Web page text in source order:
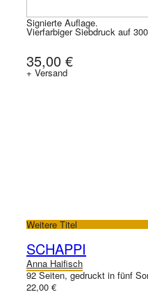
Signierte Auflage.
Vierfarbiger Siebdruck auf
35,00 €
+ Versand
Weitere Titel
SCHAPPI
Anna Haifisch
92 Seiten, gedruckt in fünf
22,00 €